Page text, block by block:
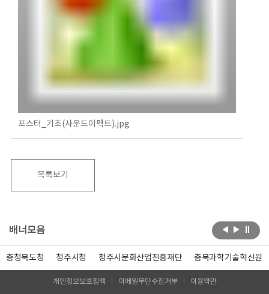
포스터_기초(사운드이펙트).jpg
목록보기
배너모음
충청북도청 청주시청 청주시문화산업진흥재단 충북과학기술혁신원
개인정보보호정책 이메일무단수집거부 이용약관